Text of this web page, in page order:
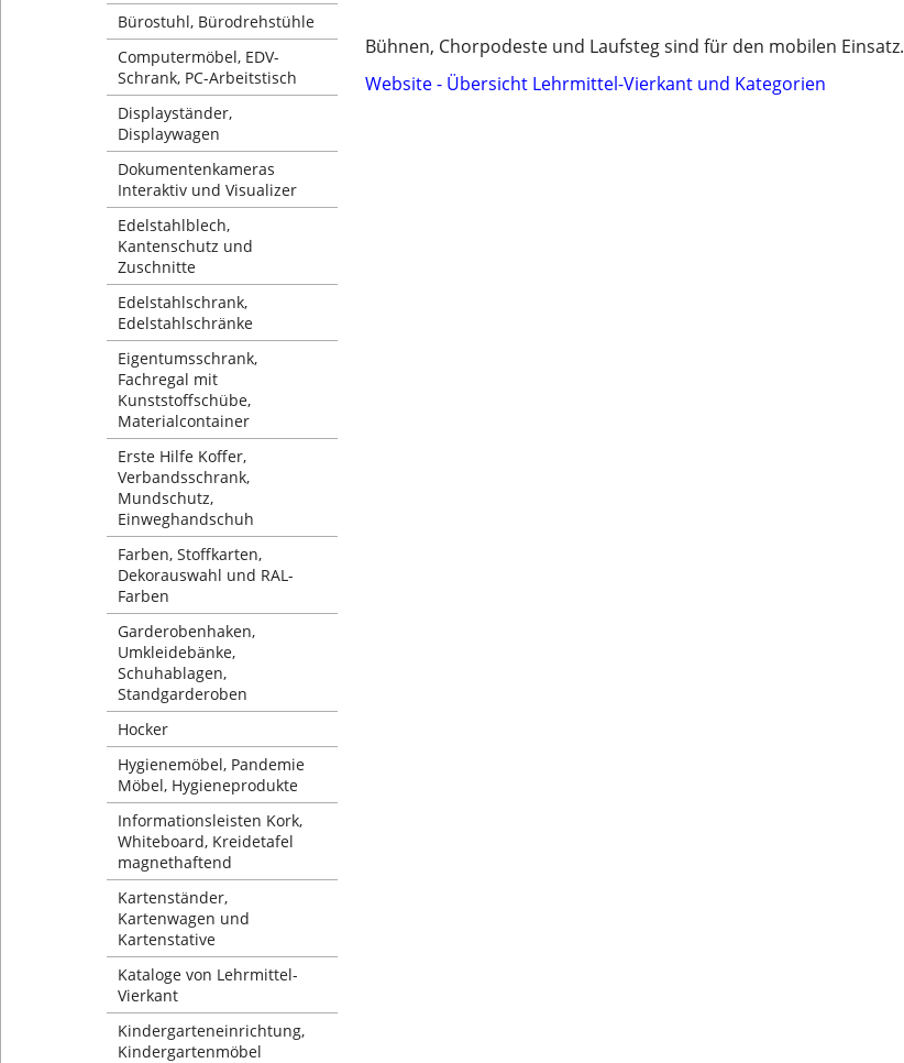
Bürostuhl, Bürodrehstühle
Computermöbel, EDV-
Schrank, PC-Arbeitstisch
Displayständer,
Displaywagen
Dokumentenkameras
Interaktiv und Visualizer
Edelstahlblech,
Kantenschutz und
Zuschnitte
Edelstahlschrank,
Edelstahlschränke
Eigentumsschrank,
Fachregal mit
Kunststoffschübe,
Materialcontainer
Erste Hilfe Koffer,
Verbandsschrank,
Mundschutz,
Einweghandschuh
Farben, Stoffkarten,
Dekorauswahl und RAL-
Farben
Garderobenhaken,
Umkleidebänke,
Schuhablagen,
Standgarderoben
Hocker
Hygienemöbel, Pandemie
Möbel, Hygieneprodukte
Informationsleisten Kork,
Whiteboard, Kreidetafel
magnethaftend
Kartenständer,
Kartenwagen und
Kartenstative
Kataloge von Lehrmittel-
Vierkant
Kindergarteneinrichtung,
Kindergartenmöbel
Bühnen, Chorpodeste und Laufsteg sind für den mobilen Einsatz.
Website - Übersicht Lehrmittel-Vierkant und Kategorien